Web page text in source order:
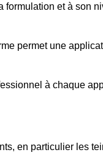
formulation et à son
permet une
à chaque
en particulier les